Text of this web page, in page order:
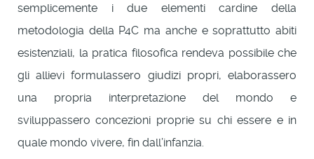
semplicemente i due elementi cardine della
metodologia della P4C ma anche e soprattutto abiti
esistenziali, la pratica filosofica rendeva possibile che
gli allievi formulassero giudizi propri, elaborassero
una propria interpretazione del mondo e
sviluppassero concezioni proprie su chi essere e in
quale mondo vivere, fin dall’infanzia.